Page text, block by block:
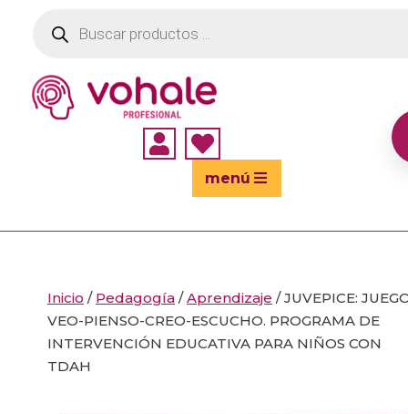
productos
 
menú
Inicio / Pedagogía /Aprendizaje / JUVEPICE:
VEO-PIENSO-CREO-ESCUCHO. PROGRAMA DE
INTERVENCIÓN EDUCATIVA PARA NIÑOS CON
TDAH